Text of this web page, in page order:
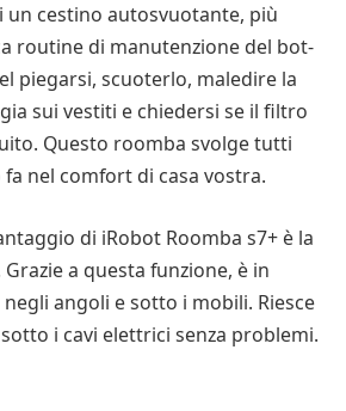
cestino autosvuotante, più
routine di manutenzione del bot-
piegarsi, scuoterlo, maledire la
sui vestiti e chiedersi se il filtro
Questo roomba svolge tutti
nel comfort di casa vostra.
di iRobot Roomba s7+ è la
a questa funzione, è in
angoli e sotto i mobili. Riesce
i cavi elettrici senza problemi.